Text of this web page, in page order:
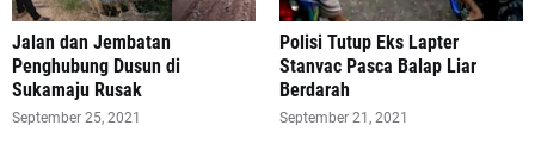
Jalan dan Jembatan
Penghubung Dusun di
Sukamaju Rusak
September 25, 2021
Polisi Tutup Eks Lapter
Stanvac Pasca Balap Liar
Berdarah
September 21, 2021